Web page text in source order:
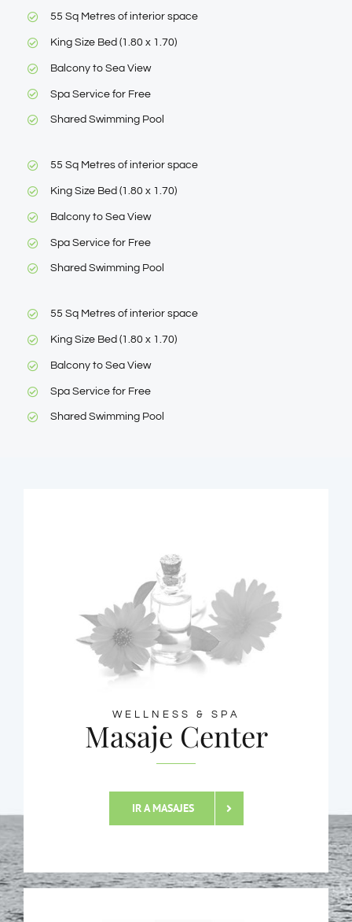
55 Sq Metres of interior space
King Size Bed (1.80 x 1.70)
Balcony to Sea View
Spa Service for Free
Shared Swimming Pool
55 Sq Metres of interior space
King Size Bed (1.80 x 1.70)
Balcony to Sea View
Spa Service for Free
Shared Swimming Pool
55 Sq Metres of interior space
King Size Bed (1.80 x 1.70)
Balcony to Sea View
Spa Service for Free
Shared Swimming Pool
WELLNESS & SPA
Masaje Center
IR A MASAJES